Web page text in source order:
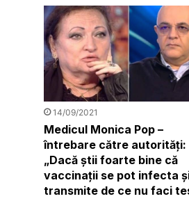
14/09/2021
Medicul Monica Pop –
întrebare către autorități:
„Dacă știi foarte bine că
vaccinații se pot infecta
transmite de ce nu faci